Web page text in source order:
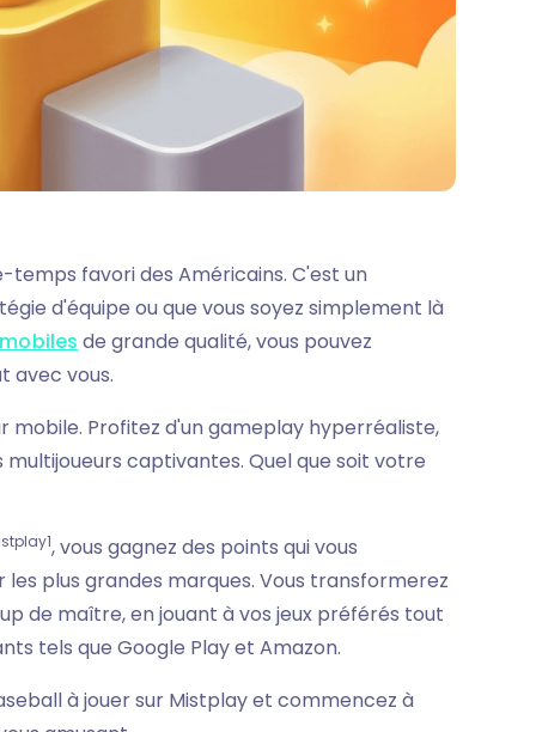
temps favori des Américains. C'est un
d'équipe ou que vous soyez simplement là
de grande qualité, vous pouvez
avec vous.
mobile. Profitez d'un gameplay hyperréaliste,
captivantes. Quel que soit votre
, vous gagnez des points qui vous
plus grandes marques. Vous transformerez
de maître, en jouant à vos jeux préférés tout
tels que Google Play et Amazon.
à jouer sur Mistplay et commencez à